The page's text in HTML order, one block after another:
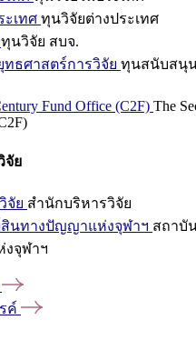
ะเทศ ทุนวิจัยต่างประเทศ
ทุนวิจัย สบจ.
ธศาสตร์การวิจัย ทุนสนับสนุ
Fund Office (C2F) The
จัย
จัย สำนักบริหารวิจัย
นทางปัญญาแห่งจุฬาฯ สถาบั
จุฬาฯ
ค์